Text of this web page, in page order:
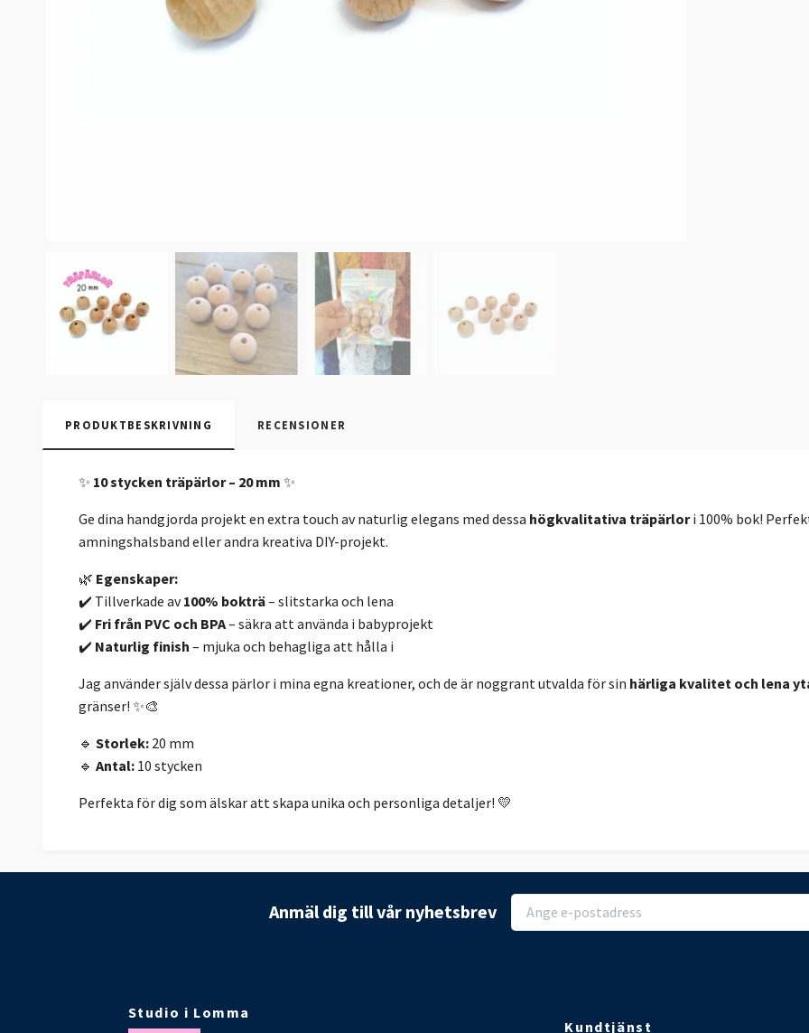
PRODUKTBESKRIVNING RECENSIONER
✨ 10 stycken träpärlor – 20 mm ✨
Ge dina handgjorda projekt en extra touch av naturlig elegans med dessa högkvalitativa träpärlori 100% bok!
amningshalsband eller andra kreativa DIY-projekt.
🌿 Egenskaper:
✔️ Tillverkade av100% bokträ– slitstarka och lena
✔️ Fri från PVC och BPA– säkra att använda i babyprojekt
✔️ Naturlig finish – mjuka och behagliga att hålla i
Jag använder själv dessa pärlor i mina egna kreationer, och de är noggrant utvalda för sin härliga kvalitet och lena
gränser! ✨🎨
🔹 Storlek: 20 mm
🔹 Antal: 10 stycken
Perfekta för dig som älskar att skapa unika och personliga detaljer! 💛
Anmäl dig till vår nyhetsbrev
Studio i Lomma
Kundtjänst